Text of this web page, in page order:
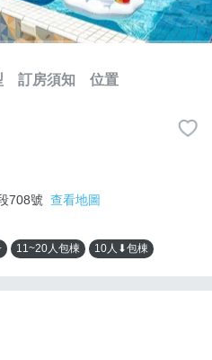
訂房須知 位置
708號 查看地圖
11~20人包棟 10人⬇包棟